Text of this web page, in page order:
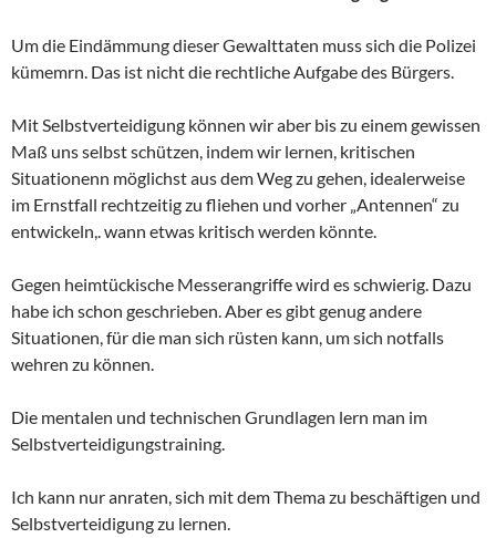
Um die Eindämmung dieser Gewalttaten muss sich die Polizei
kümemrn. Das ist nicht die rechtliche Aufgabe des Bürgers.
Mit Selbstverteidigung können wir aber bis zu einem gewissen
Maß uns selbst schützen, indem wir lernen, kritischen
Situationenn möglichst aus dem Weg zu gehen, idealerweise
im Ernstfall rechtzeitig zu fliehen und vorher „Antennen“ zu
entwickeln,. wann etwas kritisch werden könnte.
Gegen heimtückische Messerangriffe wird es schwierig. Dazu
habe ich schon geschrieben. Aber es gibt genug andere
Situationen, für die man sich rüsten kann, um sich notfalls
wehren zu können.
Die mentalen und technischen Grundlagen lern man im
Selbstverteidigungstraining.
Ich kann nur anraten, sich mit dem Thema zu beschäftigen und
Selbstverteidigung zu lernen.